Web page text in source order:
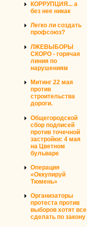
КОРРУПЦИЯ... а
без нее никак
Легко ли создать
профсоюз?
ЛЖЕВЫБОРЫ
СКОРО - горячая
линия по
нарушениям
Митинг 22 мая
против
строительства
дороги.
Общегородской
сбор подписей
против точечной
застройки: 4 мая
на Цветном
бульваре
Операция
«Оккупируй
Тюмень»
Организаторы
протеста против
выборов хотят все
сделать по закону